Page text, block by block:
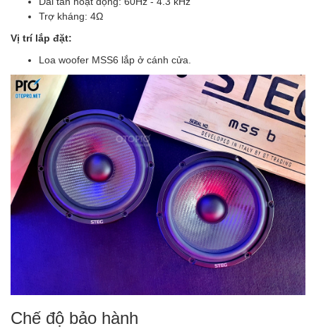
Trợ kháng: 4Ω
Vị trí lắp đặt:
Loa woofer MSS6 lắp ở cánh cửa.
Chế độ bảo hành